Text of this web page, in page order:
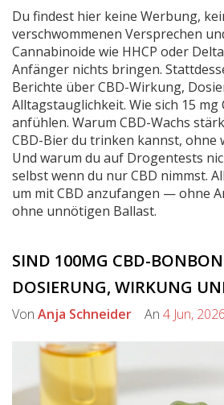
Du findest hier keine Werbung,
verschwommenen Versprechen
Cannabinoide wie HHCP oder
Anfänger nichts bringen.
Berichte über CBD-Wirkung,
Alltagstauglichkeit. Wie sich 15 mg
anfühlen. Warum CBD-Wachs
CBD-Bier du trinken kannst, ohne
Und warum du auf Drogentests
selbst wenn du nur CBD nimmst.
um mit CBD anzufangen — ohne
ohne unnötigen Ballast.
SIND 100MG CBD-
DOSIERUNG, WIRKUNG
Von Anja Schneider An 4 Jun, 2026